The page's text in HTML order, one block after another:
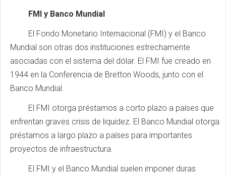
FMI y Banco Mundial
El Fondo Monetario Internacional (FMI) y el Banco
Mundial son otras dos instituciones estrechamente
asociadas con el sistema del dólar. El FMI fue creado en
1944 en la Conferencia de Bretton Woods, junto con el
Banco Mundial.
El FMI otorga préstamos a corto plazo a países que
enfrentan graves crisis de liquidez. El Banco Mundial otorga
préstamos a largo plazo a países para importantes
proyectos de infraestructura.
El FMI y el Banco Mundial suelen imponer duras